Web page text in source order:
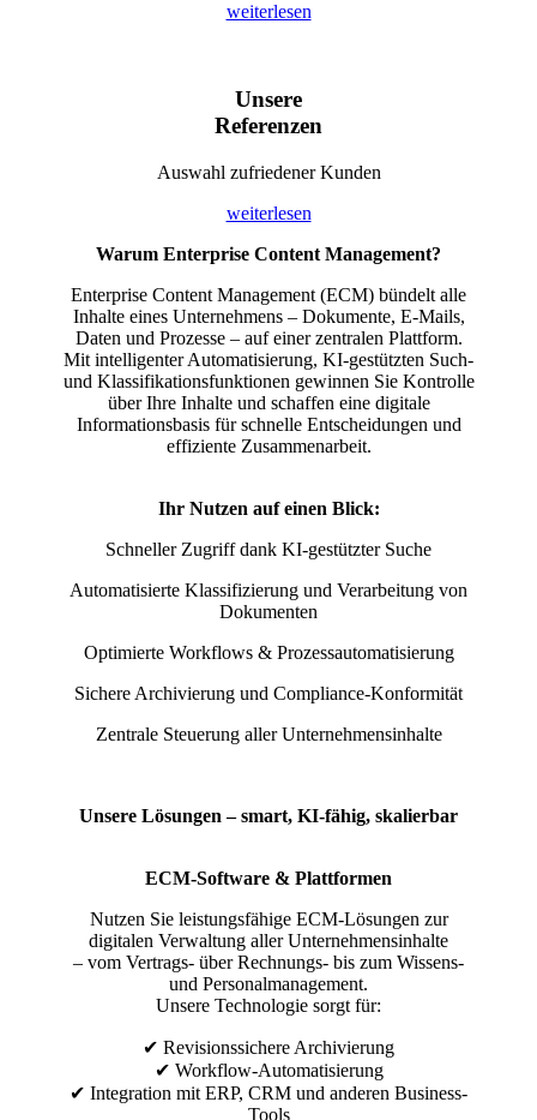
weiterlesen
Unsere
Referenzen
Auswahl zufriedener Kunden
weiterlesen
Warum Enterprise Content Management?
Enterprise Content Management (ECM) bündelt alle
Inhalte eines Unternehmens – Dokumente, E-Mails,
Daten und Prozesse – auf einer zentralen Plattform.
Mit intelligenter Automatisierung, KI-gestützten Such-
und Klassifikationsfunktionen gewinnen Sie Kontrolle
über Ihre Inhalte und schaffen eine digitale
Informationsbasis für schnelle Entscheidungen und
effiziente Zusammenarbeit.
Ihr Nutzen auf einen Blick:
Schneller Zugriff dank KI-gestützter Suche
Automatisierte Klassifizierung und Verarbeitung von
Dokumenten
Optimierte Workflows & Prozessautomatisierung
Sichere Archivierung und Compliance-Konformität
Zentrale Steuerung aller Unternehmensinhalte
Unsere Lösungen – smart, KI-fähig, skalierbar
ECM-Software & Plattformen
Nutzen Sie leistungsfähige ECM-Lösungen zur
digitalen Verwaltung aller Unternehmensinhalte
– vom Vertrags- über Rechnungs- bis zum Wissens-
und Personalmanagement.
Unsere Technologie sorgt für:
✔ Revisionssichere Archivierung
✔ Workflow-Automatisierung
✔ Integration mit ERP, CRM und anderen Business-
Tools